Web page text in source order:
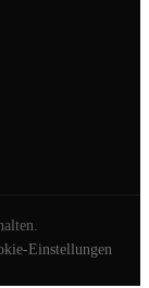
Einstellungen